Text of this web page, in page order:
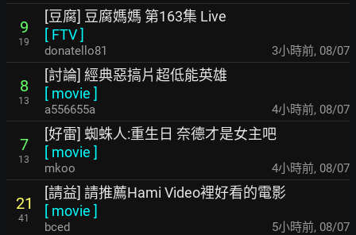
9
19
[豆腐] 豆腐媽媽 第163集 Live
[ FTV]
donatello81 3小時前, 08/07
8
13
[討論] 經典惡搞片超低能英雄
[ movie ]
a556655a 4小時前, 08/07
7
13
[好雷] 蜘蛛人:重生日 奈德才是女主吧
[ movie ]
mkoo 4小時前, 08/07
21
41
[請益] 請推薦Hami Video裡好看的電影
[ movie ]
bced 5小時前, 08/07